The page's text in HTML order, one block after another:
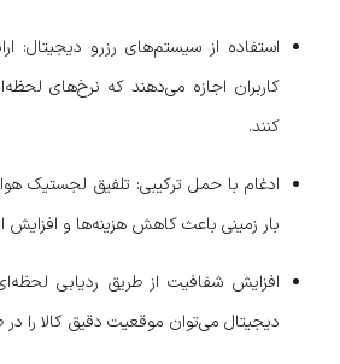
استفاده از سیستم‌های رزرو دیجیتال:
کاربران اجازه می‌دهند که نرخ‌های
کنند.
ادغام با حمل ترکیبی: تلفیق لجستیک
بار زمینی باعث کاهش هزینه‌ها و
افزایش شفافیت از طریق ردیابی
دیجیتال می‌توان موقعیت دقیق کالا را